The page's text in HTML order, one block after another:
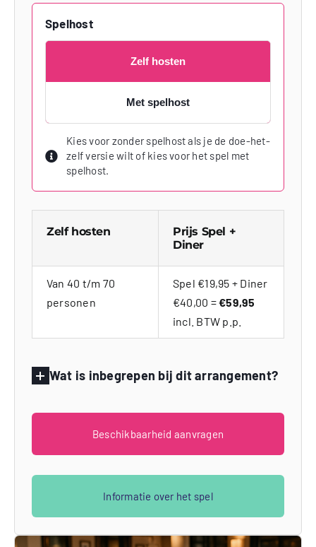
Spelhost
Zelf hosten
Met spelhost
Kies voor zonder spelhost als je de doe-het-
zelf versie wilt of kies voor het spel met
spelhost.
Zelf hosten
Prijs Spel +
Diner
Van 40 t/m 70
personen
Spel €19,95 + Diner
€40,00 =€59,95
incl. BTW p.p.
Wat is inbegrepen bij dit arrangement?
Beschikbaarheid aanvragen
Informatie over het spel